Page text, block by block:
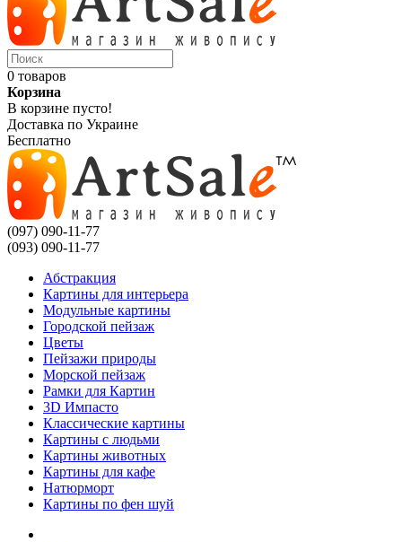
0 товаров
Корзина
В корзине пусто!
Доставка по Украине
Бесплатно
(097) 090-11-77
(093) 090-11-77
Абстракция
Картины для интерьера
Модульные картины
Городской пейзаж
Цветы
Пейзажи природы
Морской пейзаж
Рамки для Картин
3D Импасто
Классические картины
Картины с людьми
Картины животных
Картины для кафе
Натюрморт
Картины по фен шуй